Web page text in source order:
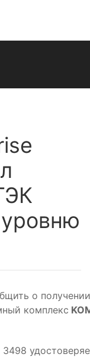
о
комплекс